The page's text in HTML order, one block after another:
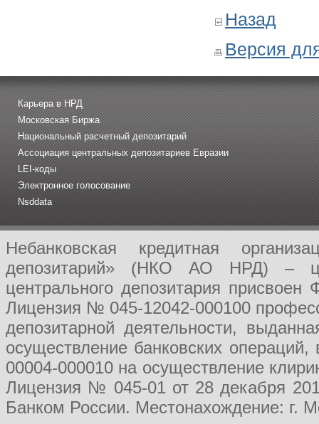
Назад
Версия
Карьера в НРД
Московская Биржа
Национальный расчетный депозитарий
Ассоциация центральных депозитариев Евразии
LEI-коды
Электронное голосование
Nsddata
Небанковская кредитная
депозитарий» (НКО АО НРД) –
центрального депозитария
Лицензия № 045-12042-000100
депозитарной деятельности,
осуществление банковских
00004-000010 на осуществление
Лицензия № 045-01 от 28 декабря
Банком России. Местонахождение: г.